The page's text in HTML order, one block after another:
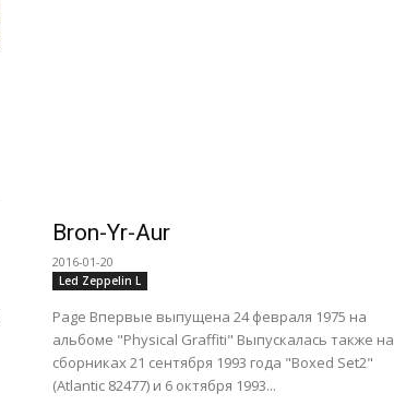
Bron-Yr-Aur
2016-01-20
Led Zeppelin L
Page Впервые выпущена 24 февраля 1975 на
альбоме "Physical Graffiti" Выпускалась также на
сборниках 21 сентября 1993 года "Boxed Set2"
(Atlantic 82477) и 6 октября 1993...